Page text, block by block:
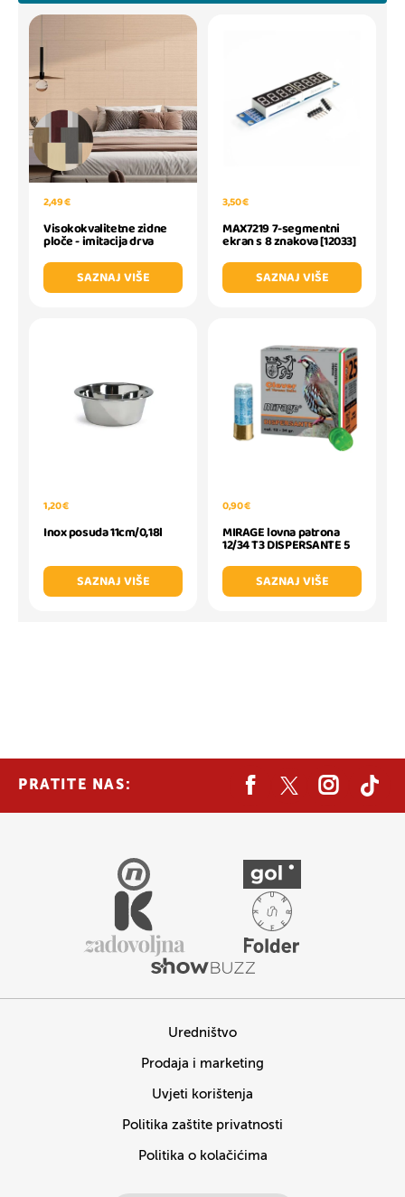
2,49 €
Visokokvalitetne zidne
ploče - imitacija drva
SAZNAJ VIŠE
3,50 €
MAX7219 7-segmentni
ekran s 8 znakova [12033]
SAZNAJ VIŠE
1,20 €
Inox posuda 11cm/0,18l
SAZNAJ VIŠE
0,90 €
MIRAGE lovna patrona
12/34 T3 DISPERSANTE 5
SAZNAJ VIŠE
PRATITE NAS:
Uredništvo
Prodaja i marketing
Uvjeti korištenja
Politika zaštite privatnosti
Politika o kolačićima